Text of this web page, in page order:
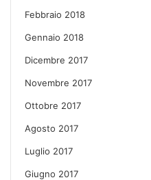
Febbraio 2018
Gennaio 2018
Dicembre 2017
Novembre 2017
Ottobre 2017
Agosto 2017
Luglio 2017
Giugno 2017